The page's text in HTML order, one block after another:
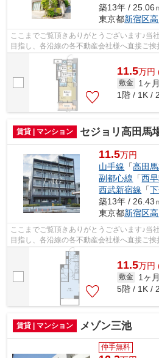
築13年 / 25.06
東京都新宿区
ここまでご覧頂きありがとうございます♪当
目指し、各沿線の各不動産会社様へ直接ご
様へ提供しております！最新の情報は...
11.5万円
敷金 1ヶ月
1階 / 1K /
賃貸 | マンション セジョリ高田馬
11.5万円
山手線 「高田
副都心線 「西
西武新宿線 「
築13年 / 26.43
東京都新宿区
ここまでご覧頂きありがとうございます♪当
目指し、各沿線の各不動産会社様へ直接ご
様へ提供しております！最新の情報は...
11.5万円
敷金 1ヶ月
5階 / 1K /
賃貸 | マンション メゾン三池
仲手無料